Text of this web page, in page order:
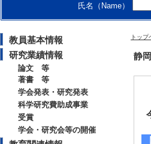
氏名（Name）
教員基本情報
研究業績情報
論文 等
著書 等
学会発表・研究発表
科学研究費助成事業
受賞
学会・研究会等の開催
トップ
静